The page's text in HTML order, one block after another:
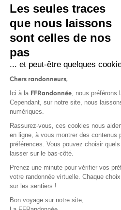
Protection des
Politique de
Les seules traces
que nous laissons
sont celles de nos
pas
... et peut-être quelques
Chers randonneurs,
Ici à la FFRandonnée, nous préférons
Cependant, sur notre site, nous
numériques.
Rassurez-vous, ces cookies nous
en ligne, à vous montrer des contenus
préférences. Vous pouvez choisir
laisser sur le bas-côté.
Prenez une minute pour vérifier vos
votre randonnée virtuelle. Chaque
sur les sentiers !
Bon voyage sur notre site,